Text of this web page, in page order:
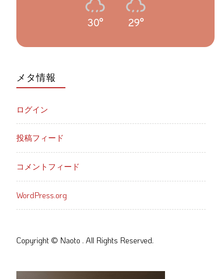
30° 29°
メタ情報
ログイン
投稿フィード
コメントフィード
WordPress.org
Copyright © Naoto . All Rights Reserved.